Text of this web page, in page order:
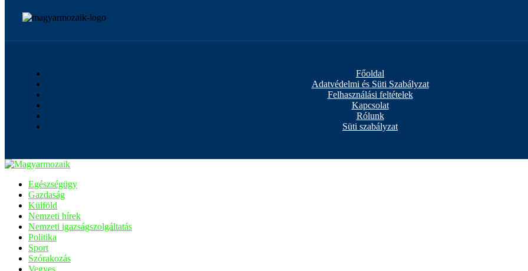
Főoldal
Adatvédelmi és Süti Szabályzat
Felhasználási feltételek
Kapcsolat
Rólunk
Süti szabályzat
Egészségügy
Gazdaság
Külföld
Nemzeti hírek
Nemzeti igazságszolgáltatás
Politika
Sport
Szórakozás
Vegyes